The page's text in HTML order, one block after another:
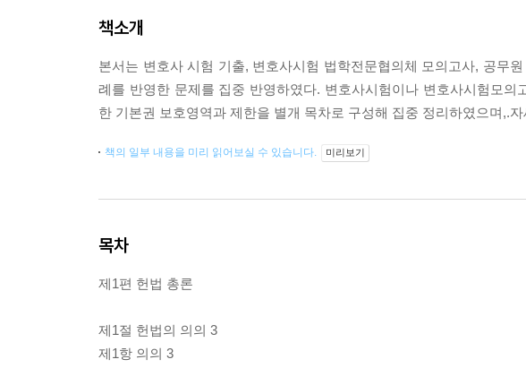
책소개
본서는 변호사 시험 기출, 변호사시험 법학전문협의체 모의고사, 공무
례를 반영한 문제를 집중 반영하였다. 변호사시험이나 변호사시험모
한 기본권 보호영역과 제한을 별개 목차로 구성해 집중 정리하였으며,.
책의 일부 내용을 미리 읽어보실 수 있습니다. 미리보기
목차
제1편 헌법 총론
제1절 헌법의 의의 3
제1항 의의 3